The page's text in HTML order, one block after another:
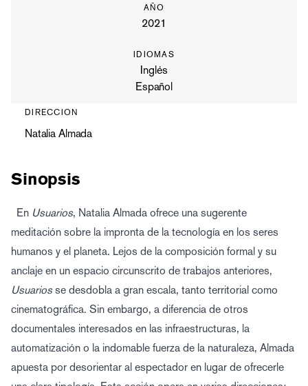
DIRECCION
Natalia Almada
AÑO
2021
IDIOMAS
Inglés
Español
Sinopsis
En Usuarios, Natalia Almada ofrece una sugerente
meditación sobre la impronta de la tecnología en los seres
humanos y el planeta. Lejos de la composición formal y su
anclaje en un espacio circunscrito de trabajos anteriores,
Usuariosse desdobla a gran escala, tanto territorial como
cinematográfica. Sin embargo, a diferencia de otros
documentales interesados en las infraestructuras, la
automatización o la indomable fuerza de la naturaleza, Almada
apuesta por desorientar al espectador en lugar de ofrecerle